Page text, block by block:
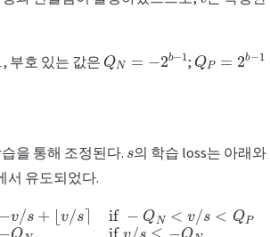
, 부호 있는 값은 QN −1 ; QP b−1 −
을 통해 조정된다.
의 학습 loss는 아래
서 유도되었다.
Q N / s< P− if Q Pif